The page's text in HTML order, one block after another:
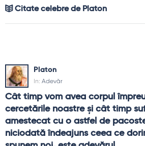
Citate celebre de Platon
Platon
In: Adevăr
Cât timp vom avea corpul
cercetările noastre şi cât timp
amestecat cu o astfel de
niciodată îndeajuns ceea ce